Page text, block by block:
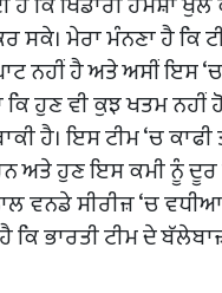
ਸਕੇ। ਮੇਰਾ ਮੰਨਣਾ ਹੈ ਕਿ
ਨਹੀਂ ਹੈ ਅਤੇ ਅਸੀਂ ਇਸ
ਕਿ ਹੁਣ ਵੀ ਕੁਝ ਖਤਮ
ਹੈ। ਇਸ ਟੀਮ ‘ਚ
ਅਤੇ ਹੁਣ ਇਸ ਕਮੀ ਨੂੰ
ਵਨਡੇ ਸੀਰੀਜ਼ ‘ਚ
ਭਾਰਤੀ ਟੀਮ ਦੇ